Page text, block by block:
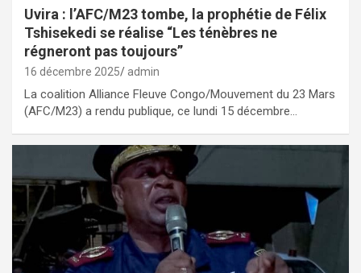
Uvira : l’AFC/M23 tombe, la prophétie de Félix
Tshisekedi se réalise “Les ténèbres ne
régneront pas toujours”
16 décembre 2025 admin
La coalition Alliance Fleuve Congo/Mouvement du 23 Mars
(AFC/M23) a rendu publique, ce lundi 15 décembre…